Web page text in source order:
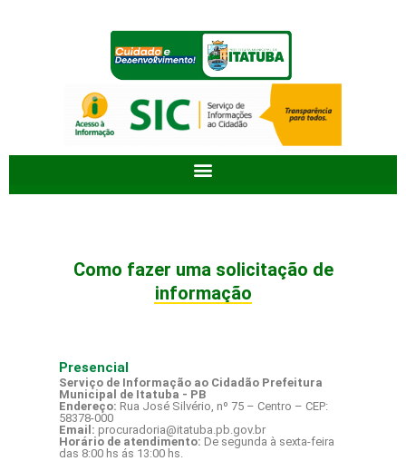
Como fazer uma solicitação de
informação
Presencial
Serviço de Informação ao Cidadão Prefeitura
Municipal de Itatuba - PB
Endereço: Rua José Silvério, nº 75 – Centro – CEP:
58378-000
Email: procuradoria@itatuba.pb.gov.br
Horário de atendimento: De segunda à sexta-feira
das 8:00 hs ás 13:00 hs.